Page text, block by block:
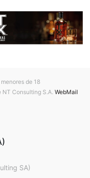
de 18
Consulting S.A. WebMail
SA)